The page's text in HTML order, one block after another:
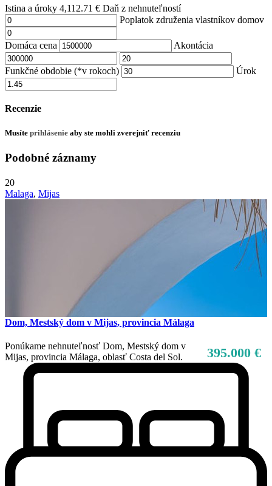
Istina a úroky 4,112.71 € Daň z nehnuteľností
Poplatok združenia vlastníkov domov
Domáca cena Akontácia
Funkčné obdobie (*v rokoch) Úrok
Recenzie
Musíte prihlásenie aby ste mohli zverejniť recenziu
Podobné záznamy
20
Malaga, Mijas
Dom, Mestský dom v Mijas, provincia Málaga
395.000 €
Ponúkame nehnuteľnosť Dom, Mestský dom v
Mijas, provincia Málaga, oblasť Costa del Sol.